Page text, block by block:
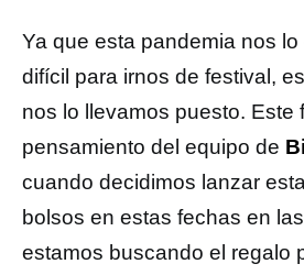
Ya que esta pandemia nos
difícil para irnos de festival,
nos lo llevamos puesto. Este
pensamiento del equipo de
cuando decidimos lanzar
bolsos en estas fechas en
estamos buscando el regalo